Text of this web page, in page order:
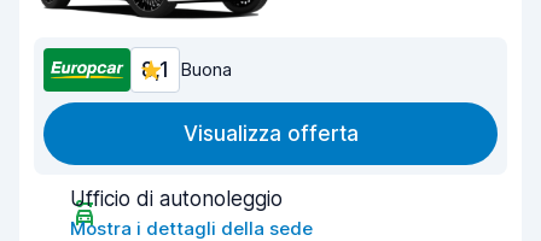
8,1 Buona
Visualizza offerta
Ufficio di autonoleggio
Mostra i dettagli della sede